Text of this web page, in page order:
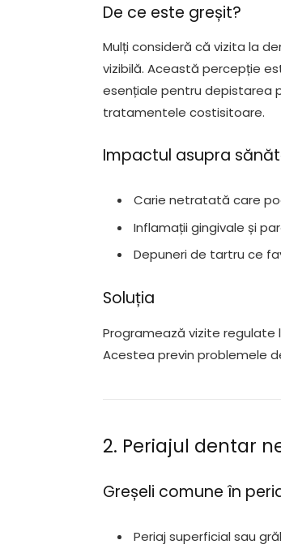
De ce este greșit?
Mulți consideră că vizita la
vizibilă. Această percepție
esențiale pentru depistarea
tratamentele costisitoare.
Impactul asupra
Carie netratată care
Inflamații gingivale și
Depuneri de tartru ce
Soluția
Programează vizite
Acestea previn problemele
2. Periajul dentar
Greșeli comune în
Periaj superficial sau